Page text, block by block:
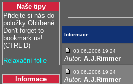
Naše tipy
Přidejte si nás do
položky Oblíbené.
Don't forget to
bookmark us!
(CTRL-D)
Relaxační folie
Informace
Informace
03.06.2006 19:24
Autor: A.J.Rimmer
03.06.2006 19:24
Autor: A.J.Rimmer